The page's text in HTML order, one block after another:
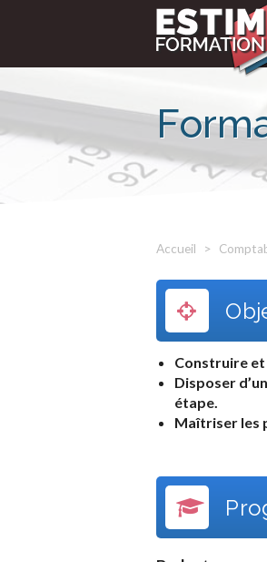
Accueil
Construire
Disposer
étape.
Maîtriser les